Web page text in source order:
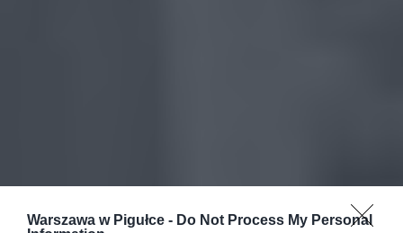
Warszawa w Pigułce - Do Not Process My Personal